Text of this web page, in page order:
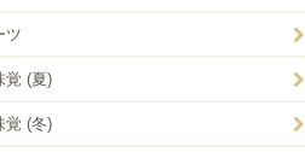
ツ
覚 (夏)
覚 (冬)